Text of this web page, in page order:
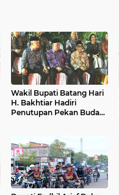
Wakil Bupati Batang Hari
H. Bakhtiar Hadiri
Penutupan Pekan Budaya